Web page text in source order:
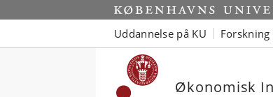
Start
Uddannelse på KU Forskning
Økonomisk